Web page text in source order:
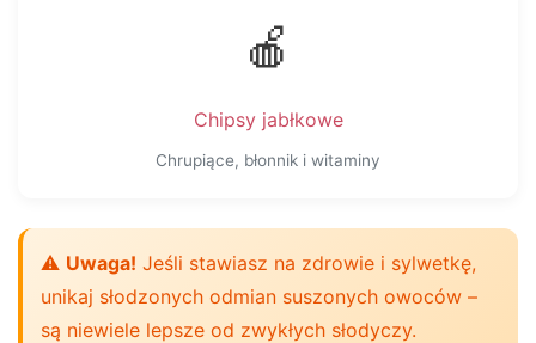
🍎
Chipsy jabłkowe
Chrupiące, błonnik i witaminy
⚠️ Uwaga! Jeśli stawiasz na zdrowie i sylwetkę,
unikaj słodzonych odmian suszonych owoców –
są niewiele lepsze od zwykłych słodyczy.